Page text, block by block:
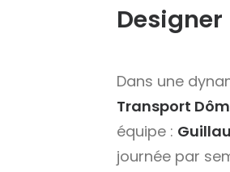
Designer
Dans une
Transport
équipe :
journée par